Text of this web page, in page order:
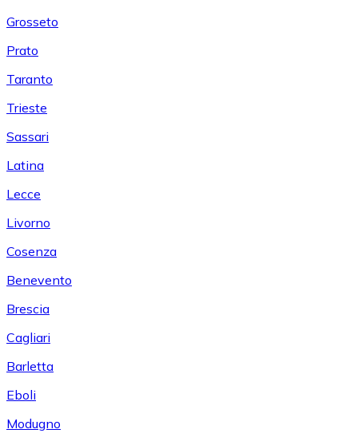
Grosseto
Prato
Taranto
Trieste
Sassari
Latina
Lecce
Livorno
Cosenza
Benevento
Brescia
Cagliari
Barletta
Eboli
Modugno